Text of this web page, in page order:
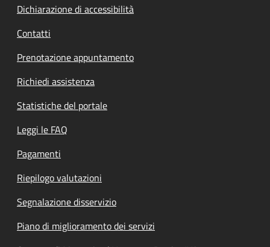
Dichiarazione di accessibilità
Contatti
Prenotazione appuntamento
Richiedi assistenza
Statistiche del portale
Leggi le FAQ
Pagamenti
Riepilogo valutazioni
Segnalazione disservizio
Piano di miglioramento dei servizi